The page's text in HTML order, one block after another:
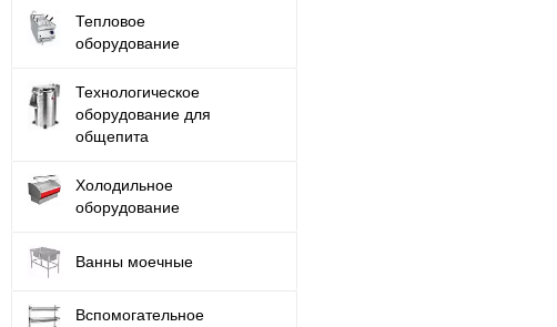
Тепловое
оборудование
Технологическое
оборудование для
общепита
Холодильное
оборудование
Ванны моечные
Вспомогательное